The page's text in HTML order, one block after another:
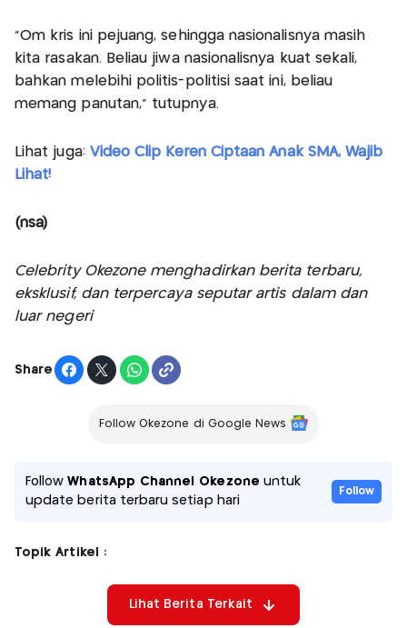
"Om kris ini pejuang, sehingga nasionalisnya masih
kita rasakan. Beliau jiwa nasionalisnya kuat sekali,
bahkan melebihi politis-politisi saat ini, beliau
memang panutan," tutupnya.
Lihat juga: Video Clip Keren Ciptaan Anak SMA, Wajib
Lihat!
(nsa)
Celebrity Okezone menghadirkan berita terbaru,
eksklusif, dan terpercaya seputar artis dalam dan
luar negeri
Share
Follow Okezone di Google News
FollowWhatsApp Channel Okezone untuk
update berita terbaru setiap hari
Follow
Topik Artikel :
Lihat Berita Terkait